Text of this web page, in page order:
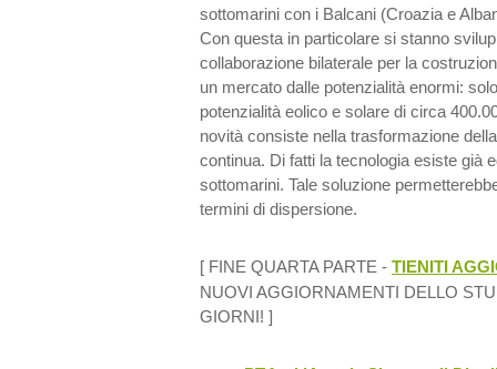
sottomarini con i Balcani (Croazia e
Con questa in particolare si stanno
collaborazione bilaterale per la
un mercato dalle potenzialità enormi:
potenzialità eolico e solare di circa
novità consiste nella trasformazione
continua. Di fatti la tecnologia esiste già
sottomarini. Tale soluzione
termini di dispersione.
[ FINE QUARTA PARTE - TIENITI
NUOVI AGGIORNAMENTI DELLO
GIORNI! ]